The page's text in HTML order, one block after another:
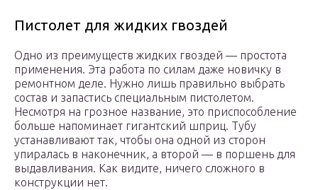
Пистолет для жидких гвоздей
Одно из преимуществ жидких гвоздей — простота
применения. Эта работа по силам даже новичку в
ремонтном деле. Нужно лишь правильно выбрать
состав и запастись специальным пистолетом.
Несмотря на грозное название, это приспособление
больше напоминает гигантский шприц. Тубу
устанавливают так, чтобы она одной из сторон
упиралась в наконечник, а второй — в поршень для
выдавливания. Как видите, ничего сложного в
конструкции нет.